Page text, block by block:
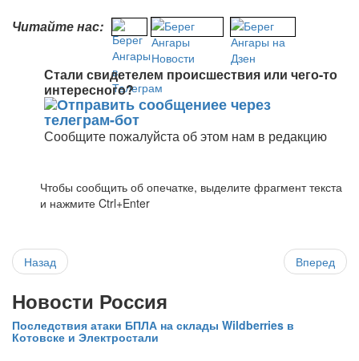
Читайте нас:
Стали свидетелем происшествия или чего-то
интересного?
Сообщите пожалуйста об этом нам в редакцию
Чтобы сообщить об опечатке, выделите фрагмент текста
и нажмите Ctrl+Enter
Назад Вперед
Новости Россия
Последствия атаки БПЛА на склады Wildberries в
Котовске и Электростали